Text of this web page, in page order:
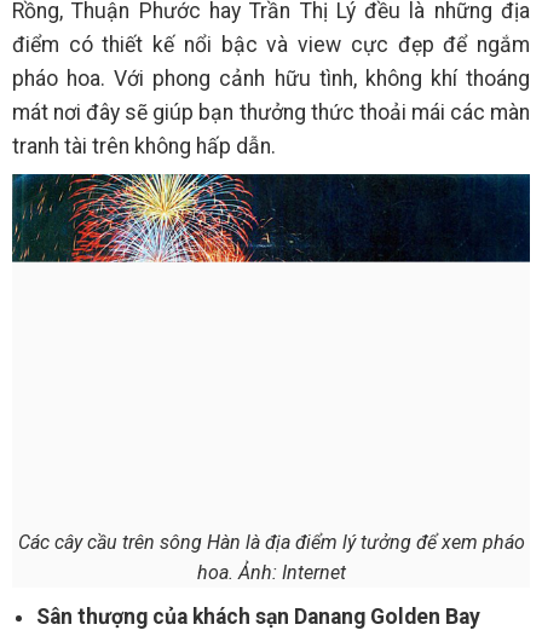
Rồng, Thuận Phước hay Trần Thị Lý đều là những địa
điểm có thiết kế nổi bậc và view cực đẹp để ngắm
pháo hoa. Với phong cảnh hữu tình, không khí thoáng
mát nơi đây sẽ giúp bạn thưởng thức thoải mái các màn
tranh tài trên không hấp dẫn.
Các cây cầu trên sông Hàn là địa điểm lý tưởng để xem pháo
hoa. Ảnh: Internet
Sân thượng của khách sạn Danang Golden Bay